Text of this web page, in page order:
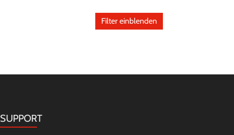
Filter einblenden
SUPPORT